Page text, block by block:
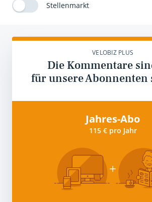
Stellenmarkt
VELOBIZ PLUS
Die Kommentare
für unsere Abonnenten
Jahres-Abo
115 € pro Jahr